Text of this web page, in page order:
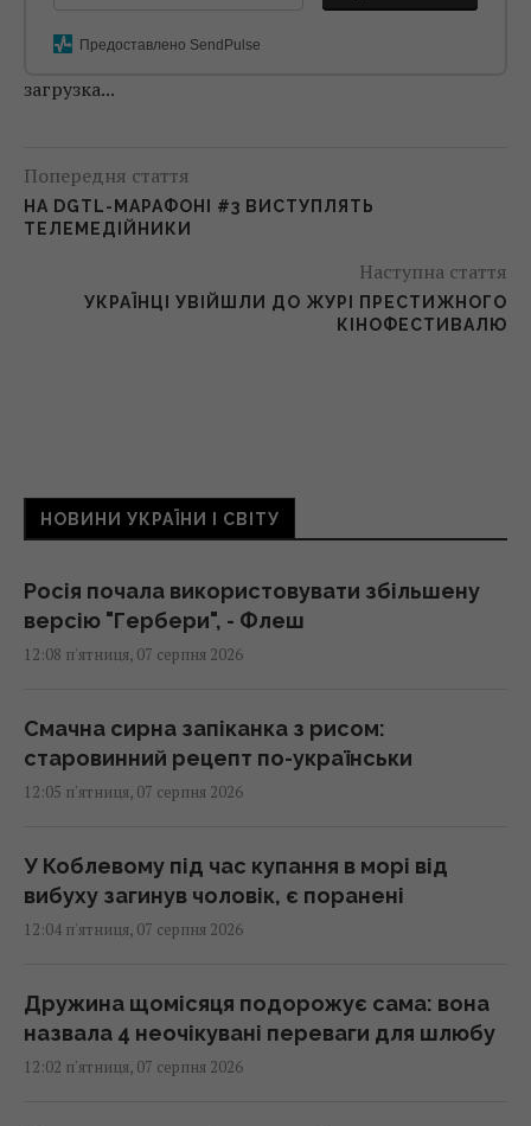
Предоставлено SendPulse
загрузка...
Попередня стаття
НА DGTL-МАРАФОНІ #3 ВИСТУПЛЯТЬ
ТЕЛЕМЕДІЙНИКИ
Наступна стаття
УКРАЇНЦІ УВІЙШЛИ ДО ЖУРІ ПРЕСТИЖНОГО
КІНОФЕСТИВАЛЮ
НОВИНИ УКРАЇНИ І СВІТУ
Росія почала використовувати збільшену
версію "Гербери", - Флеш
12:08 п'ятниця, 07 серпня 2026
Смачна сирна запіканка з рисом:
старовинний рецепт по-українськи
12:05 п'ятниця, 07 серпня 2026
У Коблевому під час купання в морі від
вибуху загинув чоловік, є поранені
12:04 п'ятниця, 07 серпня 2026
Дружина щомісяця подорожує сама: вона
назвала 4 неочікувані переваги для шлюбу
12:02 п'ятниця, 07 серпня 2026